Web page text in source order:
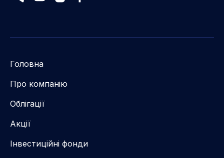
Головна
Про компанію
Облігації
Акції
Інвестиційні фонди